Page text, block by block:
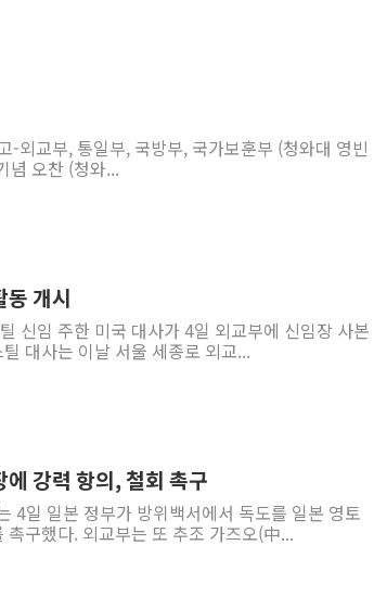
외교부, 통일부, 국방부, 국가보훈부 (청와대 영빈
념 오찬 (청와...
개시
신임 주한 미국 대사가 4일 외교부에 신임장 사본
대사는 이날 서울 세종로 외교...
강력 항의, 철회 촉구
4일 일본 정부가 방위백서에서 독도를 일본 영토
구했다. 외교부는 또 추조 가즈오(中...